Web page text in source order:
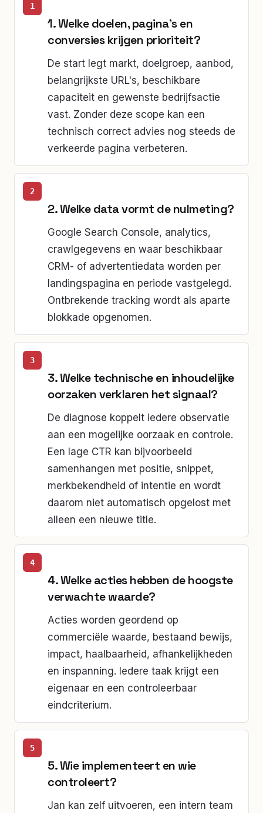
1. Welke doelen, pagina's en
conversies krijgen prioriteit?
De start legt markt, doelgroep, aanbod,
belangrijkste URL's, beschikbare
capaciteit en gewenste bedrijfsactie
vast. Zonder deze scope kan een
technisch correct advies nog steeds de
verkeerde pagina verbeteren.
2. Welke data vormt de nulmeting?
Google Search Console, analytics,
crawlgegevens en waar beschikbaar
CRM- of advertentiedata worden per
landingspagina en periode vastgelegd.
Ontbrekende tracking wordt als aparte
blokkade opgenomen.
3. Welke technische en inhoudelijke
oorzaken verklaren het signaal?
De diagnose koppelt iedere observatie
aan een mogelijke oorzaak en controle.
Een lage CTR kan bijvoorbeeld
samenhangen met positie, snippet,
merkbekendheid of intentie en wordt
daarom niet automatisch opgelost met
alleen een nieuwe title.
4. Welke acties hebben de hoogste
verwachte waarde?
Acties worden geordend op
commerciële waarde, bestaand bewijs,
impact, haalbaarheid, afhankelijkheden
en inspanning. Iedere taak krijgt een
eigenaar en een controleerbaar
eindcriterium.
5. Wie implementeert en wie
controleert?
Jan kan zelf uitvoeren, een intern team